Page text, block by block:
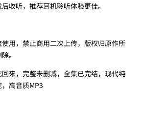
收听，推荐耳机聆听体验更佳。
用，禁止商用二次上传，版权归原作所
。
回来，完整未删减，全集已完结，现代纯
高音质MP3